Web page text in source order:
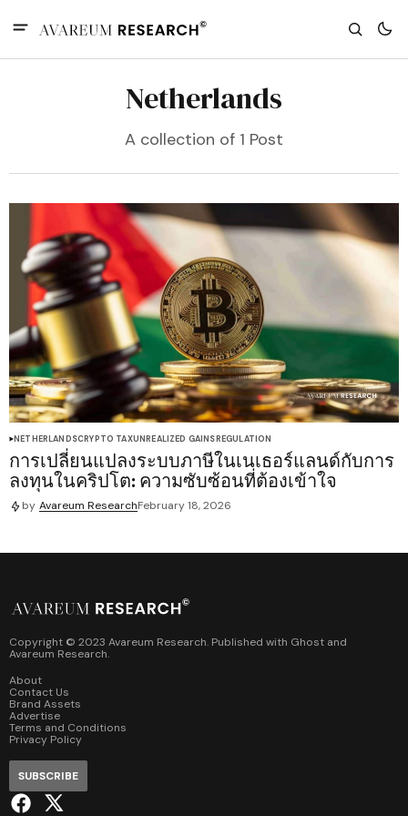
Netherlands
A collection of 1 Post
NETHERLANDSCRYPTO TAXUNREALIZED GAINSREGULATION
การเปลี่ยนแปลงระบบภาษีในเนเธอร์แลนด์กับการ
ลงทุนในคริปโต: ความซับซ้อนที่ต้องเข้าใจ
by Avareum ResearchFebruary 18, 2026
Copyright © 2023 Avareum Research. Published with Ghost and
Avareum Research.
About
Contact Us
Brand Assets
Advertise
Terms and Conditions
Privacy Policy
SUBSCRIBE